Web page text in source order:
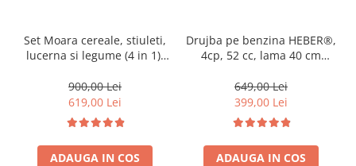
Set Moara cereale, stiuleti,
lucerna si legume (4 in 1),
cu ciocanele + razatoare +
cutite + suport
900,00 Lei
619,00 Lei
ADAUGA IN COS
Drujba pe benzina HEBER®,
4cp, 52 cc, lama 40 cm
incluse
649,00 Lei
399,00 Lei
ADAUGA IN COS